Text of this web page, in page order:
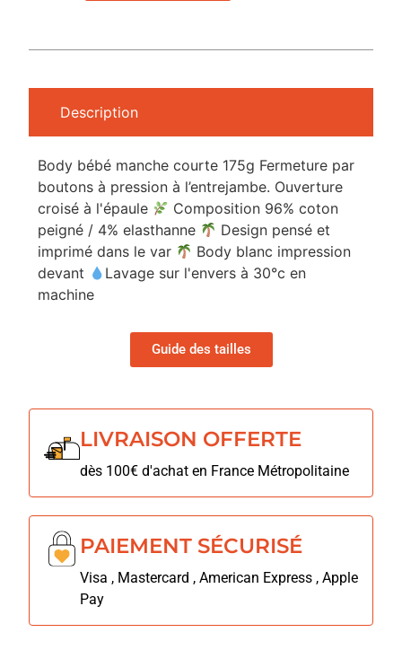
Description
Body bébé manche courte 175g Fermeture par
boutons à pression à l’entrejambe. Ouverture
croisé à l'épaule
Composition 96% coton
peigné / 4% elasthanne
Design pensé et
imprimé dans le var
Body blanc impression
devant
Lavage sur l'envers à 30°c en
machine
Guide des tailles
LIVRAISON OFFERTE
dès 100€ d'achat en France Métropolitaine
PAIEMENT SÉCURISÉ
Visa , Mastercard , American Express , Apple
Pay